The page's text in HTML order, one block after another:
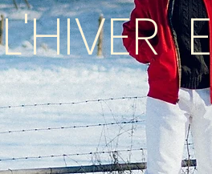
L'HIVER